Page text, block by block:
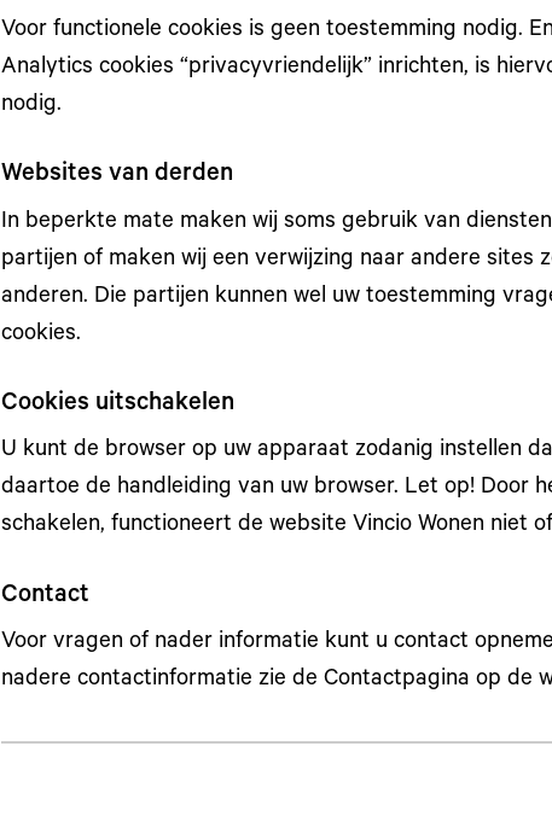
Voor functionele cookies is geen toestemming nodig.
Analytics cookies “privacyvriendelijk” inrichten, is
nodig.
Websites van derden
In beperkte mate maken wij soms gebruik van
partijen of maken wij een verwijzing naar andere sites
anderen. Die partijen kunnen wel uw toestemming
cookies.
Cookies uitschakelen
U kunt de browser op uw apparaat zodanig instellen
daartoe de handleiding van uw browser. Let op! Door
schakelen, functioneert de website Vincio Wonen niet
Contact
Voor vragen of nader informatie kunt u contact
nadere contactinformatie zie de Contactpagina op de